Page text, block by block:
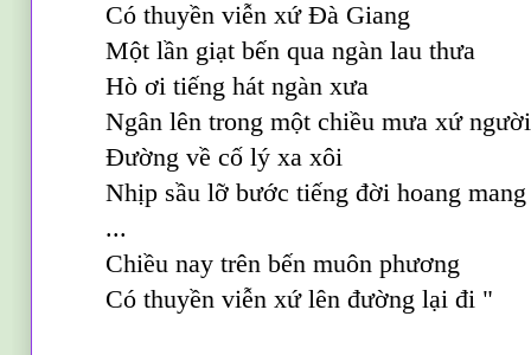
Có thuyền viễn xứ Đà Giang
Một lần giạt bến qua ngàn lau thưa
Hò ơi tiếng hát ngàn xưa
Ngân lên trong một chiều mưa xứ người
Đường về cố lý xa xôi
Nhịp sầu lỡ bước tiếng đời hoang mang
...
Chiều nay trên bến muôn phương
Có thuyền viễn xứ lên đường lại đi "